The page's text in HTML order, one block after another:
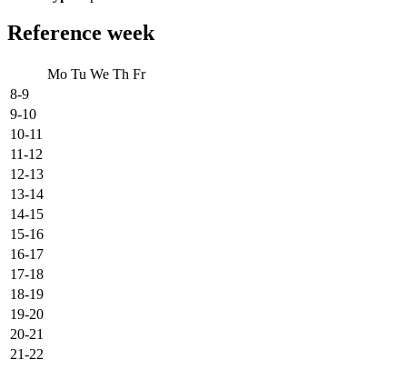
Reference week
Mo Tu We Th Fr
8-9
9-10
10-11
11-12
12-13
13-14
14-15
15-16
16-17
17-18
18-19
19-20
20-21
21-22